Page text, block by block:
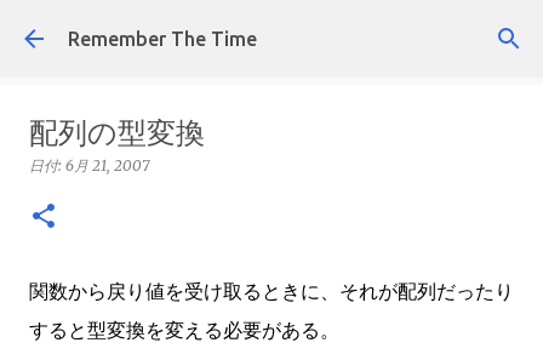
スキップしてメイン コンテンツに移動
Remember The Time
配列の型変換
日付: 6月 21, 2007
関数から戻り値を受け取るときに、それが配列だったり
すると型変換を変える必要がある。